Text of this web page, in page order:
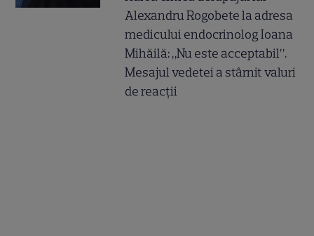
Alexandru Rogobete la adresa
medicului endocrinolog Ioana
Mihăilă: „Nu este acceptabil”.
Mesajul vedetei a stârnit valuri
de reacții